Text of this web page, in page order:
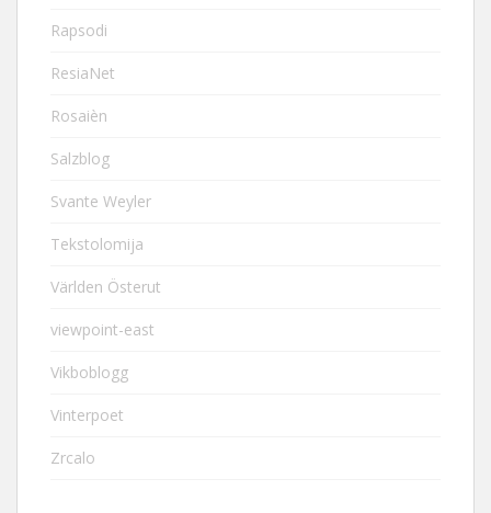
Rapsodi
ResiaNet
Rosaièn
Salzblog
Svante Weyler
Tekstolomija
Världen Österut
viewpoint-east
Vikboblogg
Vinterpoet
Zrcalo